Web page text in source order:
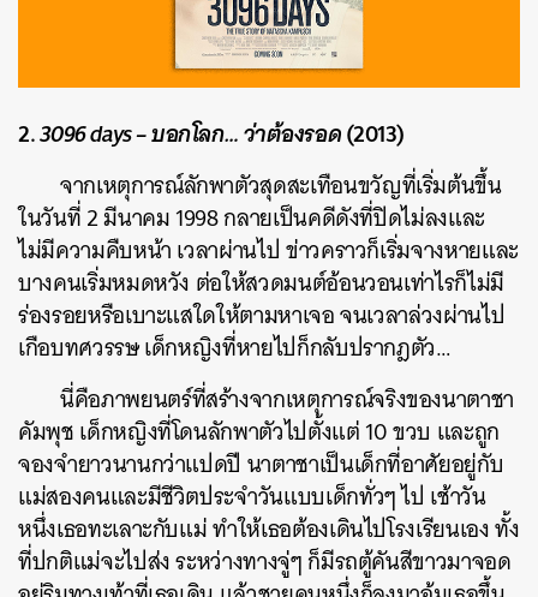
2.3096 days – บอกโลก… ว่าต้องรอด(2013)
จากเหตุการณ์ลักพาตัวสุดสะเทือนขวัญที่เริ่มต้นขึ้น
ในวันที่ 2 มีนาคม 1998 กลายเป็นคดีดังที่ปิดไม่ลงและ
ไม่มีความคืบหน้า เวลาผ่านไป ข่าวคราวก็เริ่มจางหายและ
บางคนเริ่มหมดหวัง ต่อให้สวดมนต์อ้อนวอนเท่าไรก็ไม่มี
ร่องรอยหรือเบาะแสใดให้ตามหาเจอ จนเวลาล่วงผ่านไป
เกือบทศวรรษ เด็กหญิงที่หายไปก็กลับปรากฎตัว…
นี่คือภาพยนตร์ที่สร้างจากเหตุการณ์จริงของนาตาชา
คัมพุช เด็กหญิงที่โดนลักพาตัวไปตั้งแต่ 10 ขวบ และถูก
จองจำยาวนานกว่าแปดปี นาตาชาเป็นเด็กที่อาศัยอยู่กับ
แม่สองคนและมีชีวิตประจำวันแบบเด็กทั่วๆ ไป เช้าวัน
หนึ่งเธอทะเลาะกับแม่ ทำให้เธอต้องเดินไปโรงเรียนเอง ทั้ง
ที่ปกติแม่จะไปส่ง ระหว่างทางจู่ๆ ก็มีรถตู้คันสีขาวมาจอด